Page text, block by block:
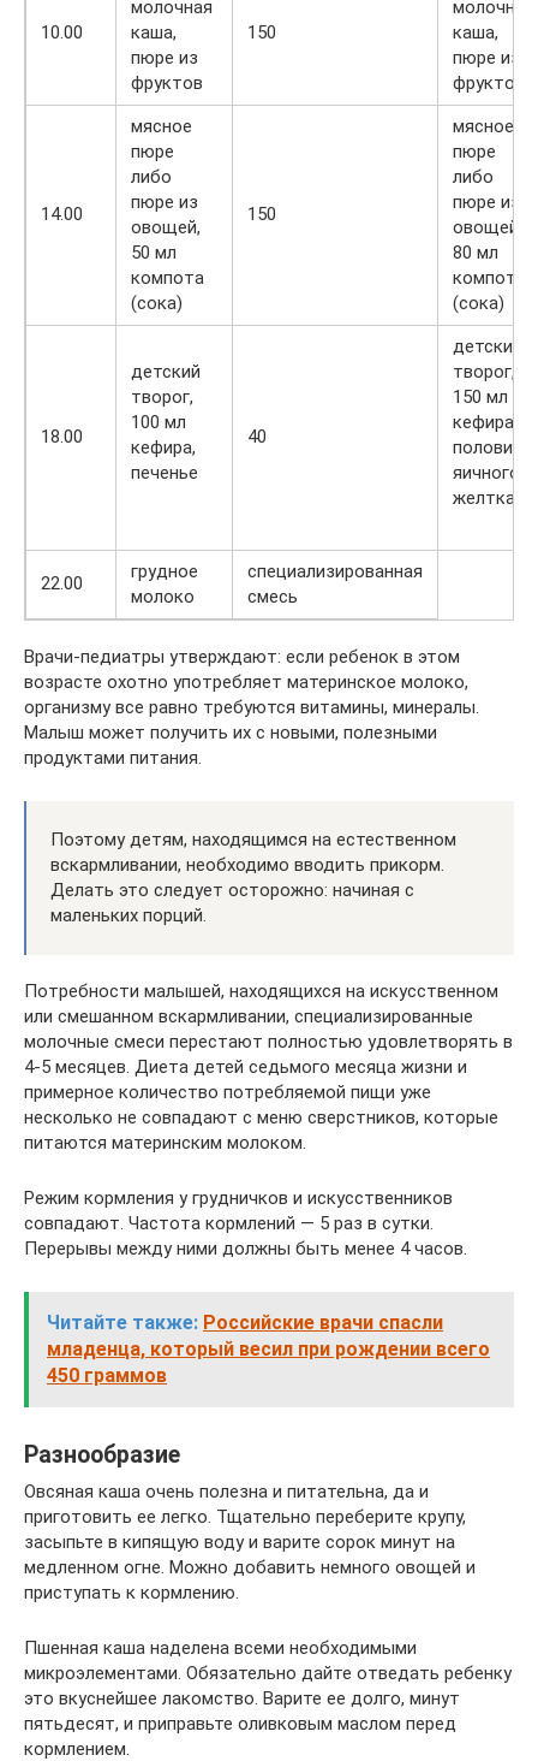
10.00
молочная
каша,
пюре из
фруктов
150
молочная
каша,
пюре из
фруктов
14.00
мясное
пюре
либо
пюре из
овощей,
50 мл
компота
(сока)
150
мясное
пюре
либо
пюре из
овощей,
80 мл
компота
(сока)
18.00
детский
творог,
100 мл
кефира,
печенье
40
детский
творог,
150 мл
кефира,
половина
яичного
желтка
22.00
грудное
молоко
специализированная
смесь
Врачи-педиатры утверждают: если ребенок в этом
возрасте охотно употребляет материнское молоко,
организму все равно требуются витамины, минералы.
Малыш может получить их с новыми, полезными
продуктами питания.
Поэтому детям, находящимся на естественном
вскармливании, необходимо вводить прикорм.
Делать это следует осторожно: начиная с
маленьких порций.
Потребности малышей, находящихся на искусственном
или смешанном вскармливании, специализированные
молочные смеси перестают полностью удовлетворять в
4-5 месяцев. Диета детей седьмого месяца жизни и
примерное количество потребляемой пищи уже
несколько не совпадают с меню сверстников, которые
питаются материнским молоком.
Режим кормления у грудничков и искусственников
совпадают. Частота кормлений — 5 раз в сутки.
Перерывы между ними должны быть менее 4 часов.
Читайте также: Российские врачи спасли
младенца, который весил при рождении всего
450 граммов
Разнообразие
Овсяная каша очень полезна и питательна, да и
приготовить ее легко. Тщательно переберите крупу,
засыпьте в кипящую воду и варите сорок минут на
медленном огне. Можно добавить немного овощей и
приступать к кормлению.
Пшенная каша наделена всеми необходимыми
микроэлементами. Обязательно дайте отведать ребенку
это вкуснейшее лакомство. Варите ее долго, минут
пятьдесят, и приправьте оливковым маслом перед
кормлением.